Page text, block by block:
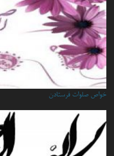
خواص صلوات فرستادن